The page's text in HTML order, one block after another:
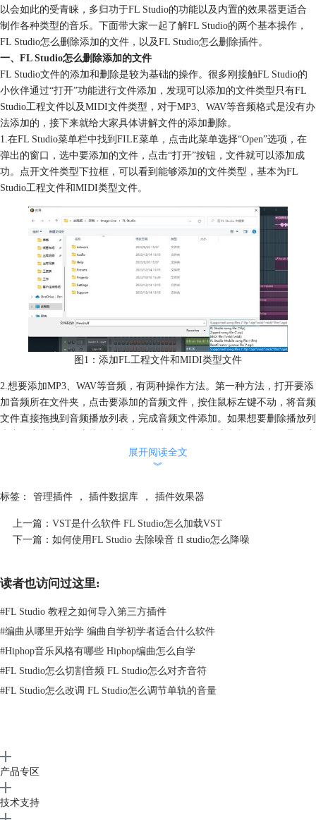
以会如此的受青睐，多归功于FL Studio的功能以及内置的效果器更适合
制作各种类型的音乐。下面带大家一起了解FL Studio的两个基本操作，
FL Studio怎么删除添加的文件，以及FL Studio怎么删除插件。
一、FL Studio怎么删除添加的文件
FL Studio文件的添加和删除是较为基础的操作。很多刚接触FL Studio的
小伙伴通过“打开”功能进行文件添加，发现可以添加的文件类型只有FL
Studio工程文件以及MIDI文件类型，对于MP3、WAV等音频格式是没有办
法添加的，接下来就给大家具体讲解文件的添加删除。
1.在FL Studio菜单栏中找到FILE菜单，点击此菜单选择“Open”选项，在
弹出的窗口，选中要添加的文件，点击“打开”按钮，文件就可以添加成
功。点开文件类型下拉框，可以看到能够添加的文件类型，基本为FL
Studio工程文件和MIDI类型文件。
图1：添加FL工程文件和MIDI类型文件
2.想要添加MP3、WAV等音频，有两种操作方法。第一种方法，打开要添
加音频所在文件夹，点击要添加的音频文件，按住鼠标左键不动，将音频
文件直接拖拽到音频播放列表，完成音频文件添加。如果想要删除播放列
图2：添加删除文件方法一
展开阅读全文
︾
标签： 管理插件 ， 插件数据库 ， 插件效果器
上一篇： VST是什么软件 FL Studio怎么加载VST
下一篇： 如何使用FL Studio 去除噪音 fl studio怎么降噪
读者也访问过这里:
#FL Studio 教程之如何导入第三方插件
#编曲从哪里开始学 编曲自学初学者适合什么软件
#Hiphop音乐风格有哪些 Hiphop编曲怎么自学
#FL Studio怎么切割音频 FL Studio怎么对齐音符
#FL Studio怎么改调 FL Studio怎么调节单轨的音量
产品专区
技术支持